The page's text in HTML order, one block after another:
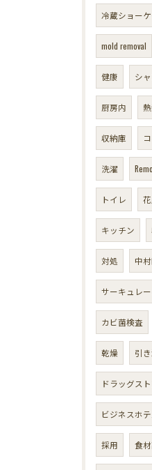
冷蔵ショーケ
mold removal
健康 シ
厨房内
収納庫
洗濯
トイレ
キッチン
対処 中
サーキュレ
カビ菌検査
乾燥 引
ドラッグス
ビジネスホ
採用 食